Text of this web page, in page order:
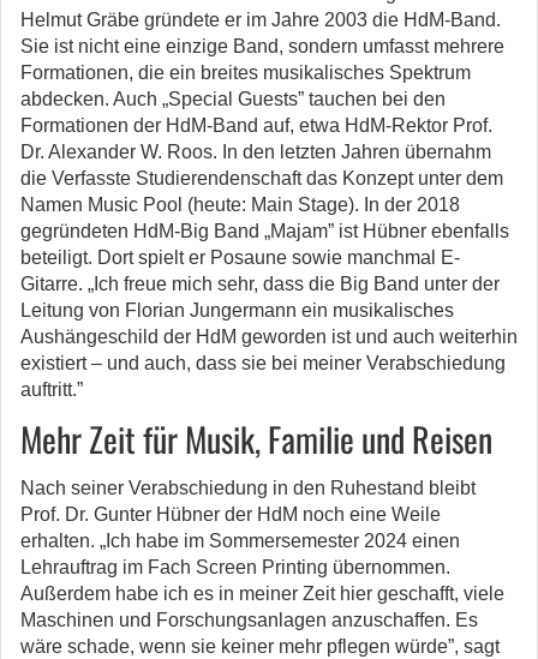
Helmut Gräbe gründete er im Jahre 2003 die HdM-Band.
Sie ist nicht eine einzige Band, sondern umfasst mehrere
Formationen, die ein breites musikalisches Spektrum
abdecken. Auch „Special Guests” tauchen bei den
Formationen der HdM-Band auf, etwa HdM-Rektor Prof.
Dr. Alexander W. Roos. In den letzten Jahren übernahm
die Verfasste Studierendenschaft das Konzept unter dem
Namen Music Pool (heute: Main Stage). In der 2018
gegründeten HdM-Big Band „Majam” ist Hübner ebenfalls
beteiligt. Dort spielt er Posaune sowie manchmal E-
Gitarre. „Ich freue mich sehr, dass die Big Band unter der
Leitung von Florian Jungermann ein musikalisches
Aushängeschild der HdM geworden ist und auch weiterhin
existiert – und auch, dass sie bei meiner Verabschiedung
auftritt.”
Mehr Zeit für Musik, Familie und Reisen
Nach seiner Verabschiedung in den Ruhestand bleibt
Prof. Dr. Gunter Hübner der HdM noch eine Weile
erhalten. „Ich habe im Sommersemester 2024 einen
Lehrauftrag im Fach Screen Printing übernommen.
Außerdem habe ich es in meiner Zeit hier geschafft, viele
Maschinen und Forschungsanlagen anzuschaffen. Es
wäre schade, wenn sie keiner mehr pflegen würde”, sagt